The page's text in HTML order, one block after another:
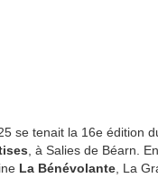
se tenait la 16e édition
, à Salies de Béarn.
La Bénévolante , La